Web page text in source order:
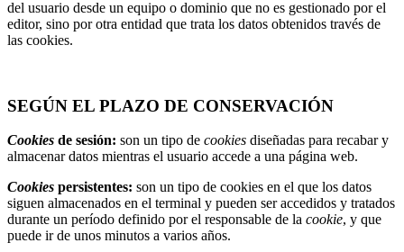
del usuario desde un equipo o dominio que no es gestionado por el
editor, sino por otra entidad que trata los datos obtenidos través de
las cookies.
SEGÚN EL PLAZO DE CONSERVACIÓN
Cookies de sesión: son un tipo de cookies diseñadas para recabar y
almacenar datos mientras el usuario accede a una página web.
Cookies persistentes: son un tipo de cookies en el que los datos
siguen almacenados en el terminal y pueden ser accedidos y tratados
durante un período definido por el responsable de la cookie, y que
puede ir de unos minutos a varios años.